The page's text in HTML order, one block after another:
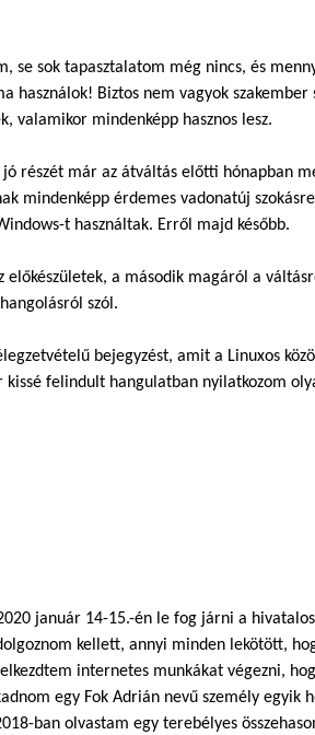
se sok tapasztalatom még nincs, és
Biztos nem vagyok szakember
valamikor mindenképp hasznos lesz.
részét már az átváltás előtti hónapban
mindenképp érdemes vadonatúj
t használtak. Erről majd később.
a második magáról a
szól.
bejegyzést, amit a Linuxos
felindult hangulatban nyilatkozom
január 14-15.-én le fog járni a
kellett, annyi minden lekötött,
internetes munkákat végezni,
egy Fok Adrián nevű személy egyik
ban olvastam egy terebélyes